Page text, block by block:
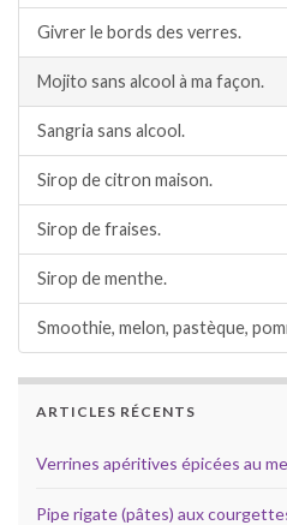
Givrer le bords des verres.
Mojito sans alcool à ma façon.
Sangria sans alcool.
Sirop de citron maison.
Sirop de fraises.
Sirop de menthe.
Smoothie, melon, pastèque,
ARTICLES RÉCENTS
Verrines apéritives épicées au
Pipe rigate (pâtes) aux